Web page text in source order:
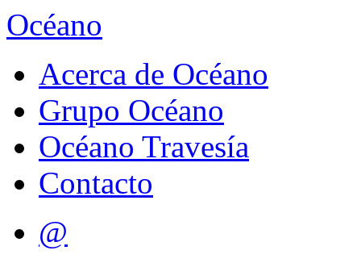
Océano
Acerca de Océano
Grupo Océano
Océano Travesía
Contacto
@